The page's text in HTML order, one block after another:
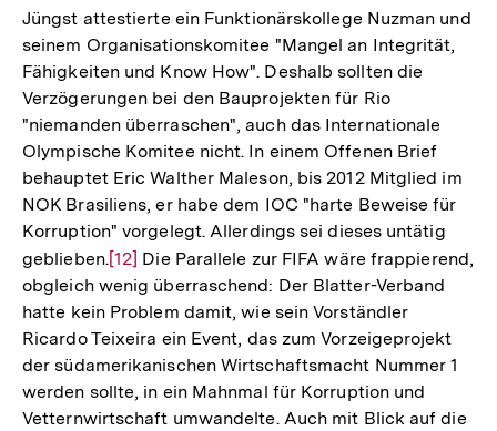
Jüngst attestierte ein Funktionärskollege Nuzman und
seinem Organisationskomitee "Mangel an Integrität,
Fähigkeiten und Know How". Deshalb sollten die
Verzögerungen bei den Bauprojekten für Rio
"niemanden überraschen", auch das Internationale
Olympische Komitee nicht. In einem Offenen Brief
behauptet Eric Walther Maleson, bis 2012 Mitglied im
NOK Brasiliens, er habe dem IOC "harte Beweise für
Korruption" vorgelegt. Allerdings sei dieses untätig
geblieben.Zur
Auflösung
der
Fußnote
[12] Die Parallele zur FIFA wäre frappierend,
obgleich wenig überraschend: Der Blatter-Verband
hatte kein Problem damit, wie sein Vorständler
Ricardo Teixeira ein Event, das zum Vorzeigeprojekt
der südamerikanischen Wirtschaftsmacht Nummer 1
werden sollte, in ein Mahnmal für Korruption und
Vetternwirtschaft umwandelte. Auch mit Blick auf die